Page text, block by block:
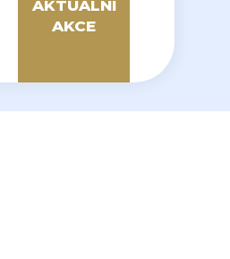
AKTUÁLNÍ
AKCE